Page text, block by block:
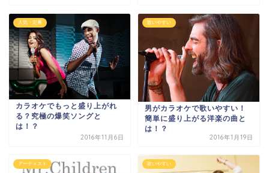
人気・定番
カラオケでもっと盛り上がれ
る？究極の爆笑ソングと
は！？
2016年11月6日
歌いやすい
男がカラオケで歌いやすい！
簡単に盛り上がる洋楽の曲と
は！？
2016年1月19日
アーティスト 歌いやすい